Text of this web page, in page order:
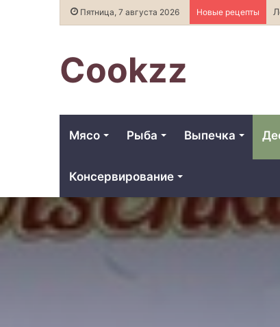
Пятница, 7 августа 2026 Новые рецепты
Cookzz
Мясо Рыба Выпечка
Консервирование